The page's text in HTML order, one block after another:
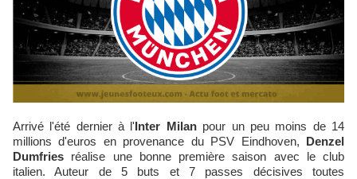
Arrivé l'été dernier à l'Inter Milanpour un peu moins de 14
millions d'euros en provenance du PSV Eindhoven, Denzel
Dumfries réalise une bonne première saison avec le club
italien. Auteur de 5 buts et 7 passes décisives toutes